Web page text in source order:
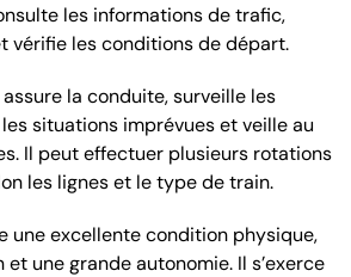
les informations de trafic,
vérifie les conditions de départ.
la conduite, surveille les
situations imprévues et veille au
Il peut effectuer plusieurs rotations
les lignes et le type de train.
une excellente condition physique,
une grande autonomie. Il s’exerce